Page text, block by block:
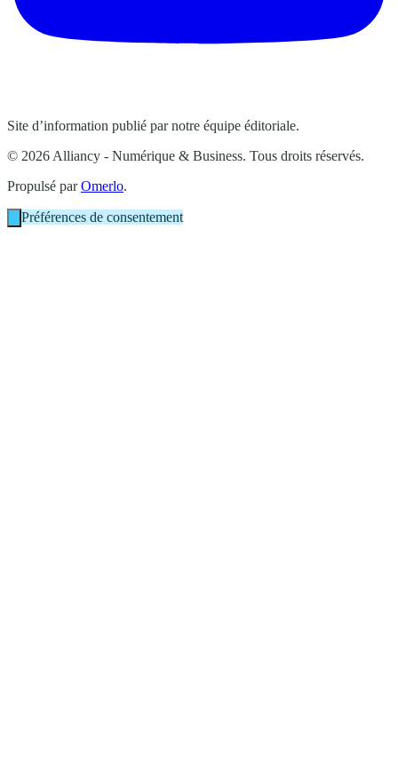
Site d’information publié par notre équipe éditoriale.
© 2026 Alliancy - Numérique & Business. Tous droits réservés.
Propulsé parOmerlo.
Préférences de consentement